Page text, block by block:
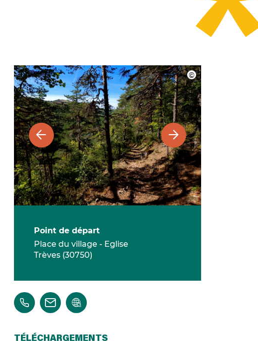
Point de départ
Place du village - Eglise
Trèves (30750)
TÉLÉCHARGEMENTS